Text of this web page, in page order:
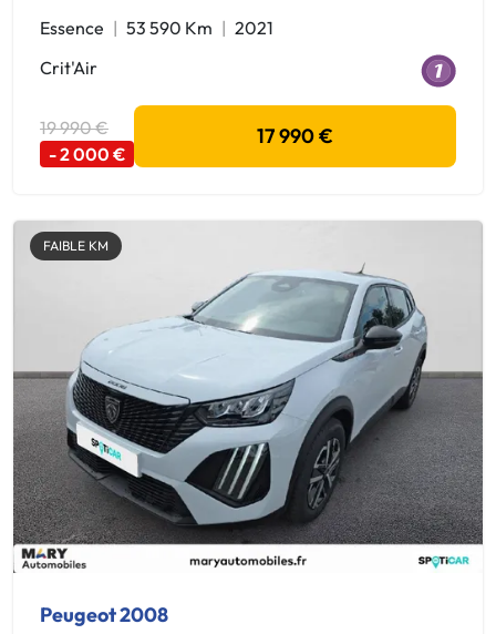
Essence 53 590 Km
2021
Crit'Air
19 990 €
- 2 000 €
17 990 €
FAIBLE KM
Peugeot 2008